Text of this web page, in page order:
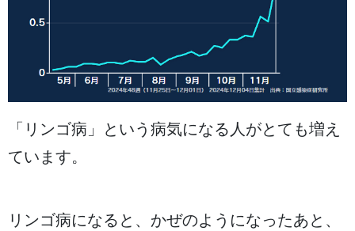
「リンゴ病 」という 病気になる 人 がとても増え
ています。
リンゴ病になると、かぜのようになったあと、